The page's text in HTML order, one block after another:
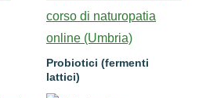
Probiotici (fermenti
lattici)